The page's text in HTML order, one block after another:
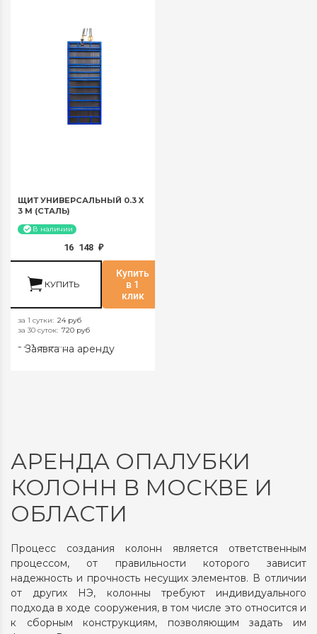
ЩИТ УНИВЕРСАЛЬНЫЙ 0.3 X
3 М (СТАЛЬ)
В наличии
16 148 ₽
КУПИТЬ
Купить
в 1
клик
за 1 сутки: 24 руб
за 30 суток: 720 руб
за 1 сутки:
Заявка на аренду
АРЕНДА ОПАЛУБКИ
КОЛОНН В МОСКВЕ И
ОБЛАСТИ
Процесс создания колонн является ответственным
процессом, от правильности которого зависит
надежность и прочность несущих элементов. В отличии
от других НЭ, колонны требуют индивидуального
подхода в ходе сооружения, в том числе это относится и
к сборным конструкциям, позволяющим задать им